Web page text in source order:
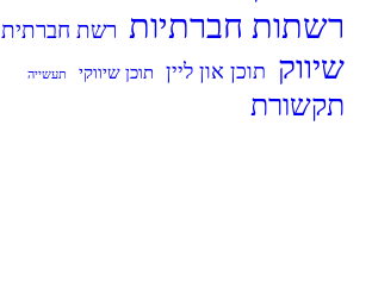
רשתות חברתיות רשת חברתית
שיווק תוכן און ליין תוכן שיווקי תעשייה
תקשורת